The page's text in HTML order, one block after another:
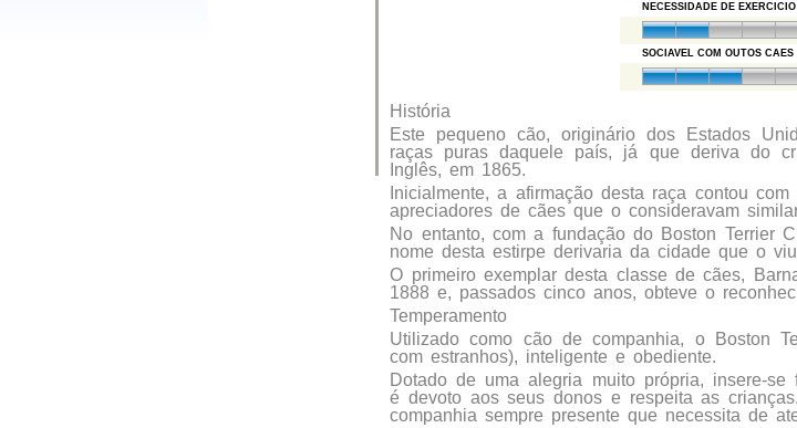
NECESSIDADE DE
SOCIAVEL COM OUTOS CAES
História
Este pequeno cão, originário dos Estados
raças puras daquele país, já que deriva do
Inglês, em 1865.
Inicialmente, a afirmação desta raça contou
apreciadores de cães que o consideravam
No entanto, com a fundação do Boston Terrier
nome desta estirpe derivaria da cidade que o
O primeiro exemplar desta classe de cães,
1888 e, passados cinco anos, obteve o
Temperamento
Utilizado como cão de companhia, o Boston
com estranhos), inteligente e obediente.
Dotado de uma alegria muito própria, insere-se
é devoto aos seus donos e respeita as
companhia sempre presente que necessita de